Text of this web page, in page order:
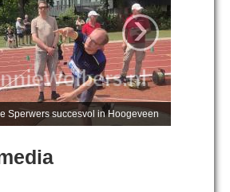
Sperwers succesvol in Hoogeveen
›